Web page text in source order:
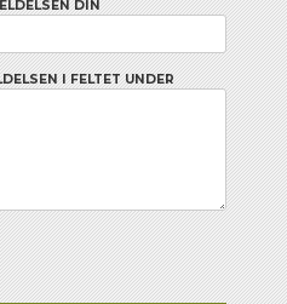
DIN
I FELTET UNDER